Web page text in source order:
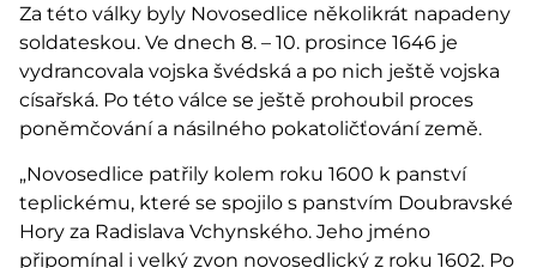
Za této války byly Novosedlice několikrát napadeny
soldateskou. Ve dnech 8. – 10. prosince 1646 je
vydrancovala vojska švédská a po nich ještě vojska
císařská. Po této válce se ještě prohoubil proces
poněmčování a násilného pokatoličťování země.
„Novosedlice patřily kolem roku 1600 k panství
teplickému, které se spojilo s panstvím Doubravské
Hory za Radislava Vchynského. Jeho jméno
připomínal i velký zvon novosedlický z roku 1602. Po